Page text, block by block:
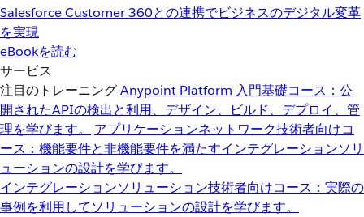
Salesforce Customer 360との連携でビジネスのデジタル変革
を実現
eBookを読む
サービス
注目のトレーニングAnypoint Platform 入門基礎コース：公
開されたAPIの検出と利用、デザイン、ビルド、デプロイ、管
理を学びます。
アプリケーションネットワーク技術者向けコ
ース：機能要件と非機能要件を満たすインテグレーションソリ
ューションの設計を学びます。
インテグレーションソリューション技術者向けコース：実際の
事例を利用してソリューションの設計を学びます。